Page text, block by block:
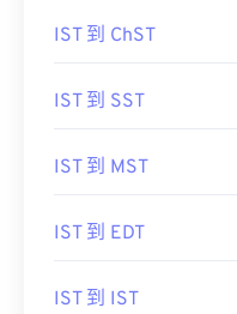
IST 到 ChST
IST 到 SST
IST 到 MST
IST 到 EDT
IST 到 IST